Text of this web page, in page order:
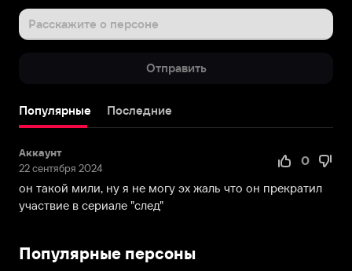
декабря
1976
Его
мать
известная
актриса
Людмила
Солоденко.
он
Расскажите о персоне
Отправить
Популярные Последние
Аккаунт
22 сентября 2024
0
он такой мили, ну я не могу эх жаль что он прекратил
участвие в сериале "след"
Популярные персоны